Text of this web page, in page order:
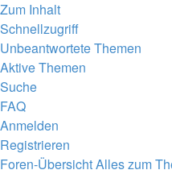
Zum Inhalt
Schnellzugriff
Unbeantwortete Themen
Aktive Themen
Suche
FAQ
Anmelden
Registrieren
Foren-ÜbersichtAlles zum